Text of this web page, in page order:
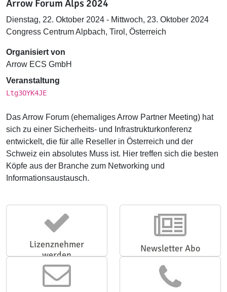
Arrow Forum Alps 2024
Dienstag, 22. Oktober 2024 - Mittwoch, 23. Oktober 2024
Congress Centrum Alpbach, Tirol, Österreich
Organisiert von
Arrow ECS GmbH
Veranstaltung
Ltg3OYK4JE
Das Arrow Forum (ehemaliges Arrow Partner Meeting) hat
sich zu einer Sicherheits- und Infrastrukturkonferenz
entwickelt, die für alle Reseller in Österreich und der
Schweiz ein absolutes Muss ist. Hier treffen sich die besten
Köpfe aus der Branche zum Networking und
Informationsaustausch.
Lizenznehmer
werden
Newsletter Abo